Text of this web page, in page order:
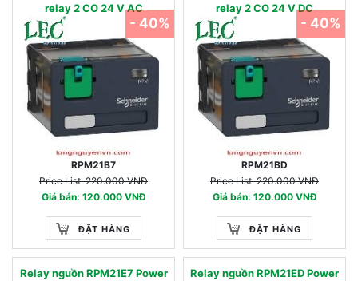
relay 2 CO 24 V AC
RPM21B7
Price List: 220.000 VNĐ
Giá bán: 120.000 VNĐ
ĐẶT HÀNG
- 40%
relay 2 CO 24 V DC
RPM21BD
Price List: 220.000 VNĐ
Giá bán: 120.000 VNĐ
ĐẶT HÀNG
- 40%
Relay nguồn RPM21E7 Power
Relay nguồn RPM21ED Power